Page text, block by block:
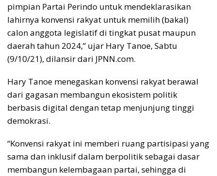
pimpian Partai Perindo untuk mendeklarasikan
lahirnya konvensi rakyat untuk memilih (bakal)
calon anggota legislatif di tingkat pusat maupun
daerah tahun 2024,” ujar Hary Tanoe, Sabtu
(9/10/21), dilansir dari JPNN.com.
Hary Tanoe menegaskan konvensi rakyat berawal
dari gagasan membangun ekosistem politik
berbasis digital dengan tetap menjunjung tinggi
demokrasi.
“Konvensi rakyat ini memberi ruang partisipasi yang
sama dan inklusif dalam berpolitik sebagai dasar
membangun kelembagaan partai, sehingga di